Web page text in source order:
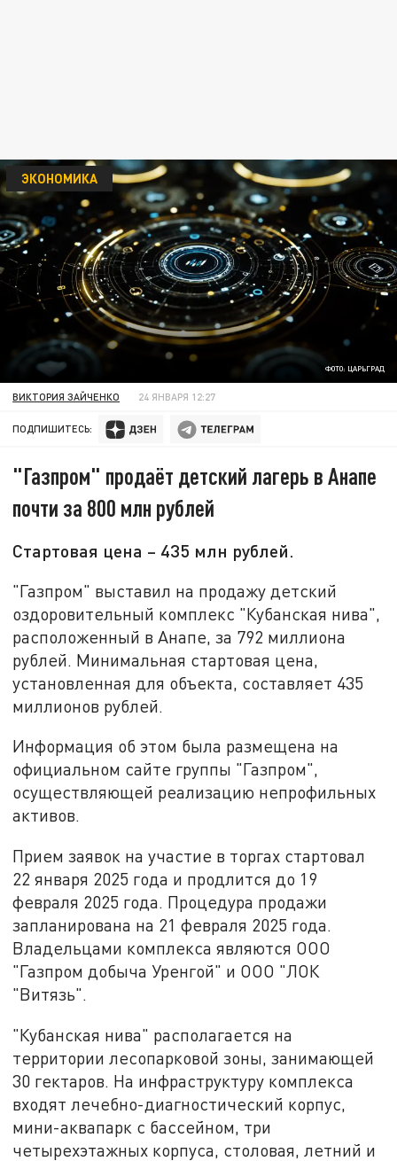
ФОТО: ЦАРЬГРАД
ЭКОНОМИКА
ВИКТОРИЯ ЗАЙЧЕНКО 24 ЯНВАРЯ 12:27
ПОДПИШИТЕСЬ:
"Газпром" продаёт детский лагерь в Анапе
почти за 800 млн рублей
Стартовая цена – 435 млн рублей.
"Газпром" выставил на продажу детский
оздоровительный комплекс "Кубанская нива",
расположенный в Анапе, за 792 миллиона
рублей. Минимальная стартовая цена,
установленная для объекта, составляет 435
миллионов рублей.
Информация об этом была размещена на
официальном сайте группы "Газпром",
осуществляющей реализацию непрофильных
активов.
Прием заявок на участие в торгах стартовал
22 января 2025 года и продлится до 19
февраля 2025 года. Процедура продажи
запланирована на 21 февраля 2025 года.
Владельцами комплекса являются ООО
"Газпром добыча Уренгой" и ООО "ЛОК
"Витязь".
"Кубанская нива" располагается на
территории лесопарковой зоны, занимающей
30 гектаров. На инфраструктуру комплекса
входят лечебно-диагностический корпус,
мини-аквапарк с бассейном, три
четырехэтажных корпуса, столовая, летний и